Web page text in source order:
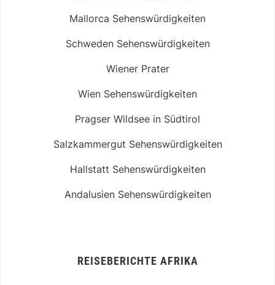
Mallorca Sehenswürdigkeiten
Schweden Sehenswürdigkeiten
Wiener Prater
Wien Sehenswürdigkeiten
Pragser Wildsee in Südtirol
Salzkammergut Sehenswürdigkeiten
Hallstatt Sehenswürdigkeiten
Andalusien Sehenswürdigkeiten
REISEBERICHTE AFRIKA